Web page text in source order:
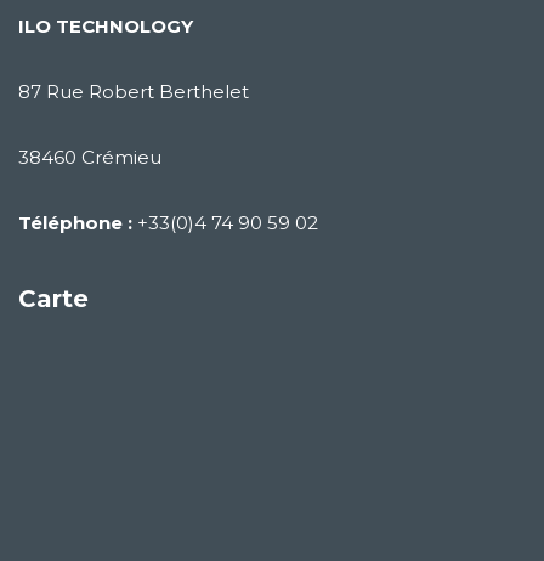
ILO TECHNOLOGY
87 Rue Robert Berthelet
38460 Crémieu
Téléphone : +33(0)4 74 90 59 02
Carte